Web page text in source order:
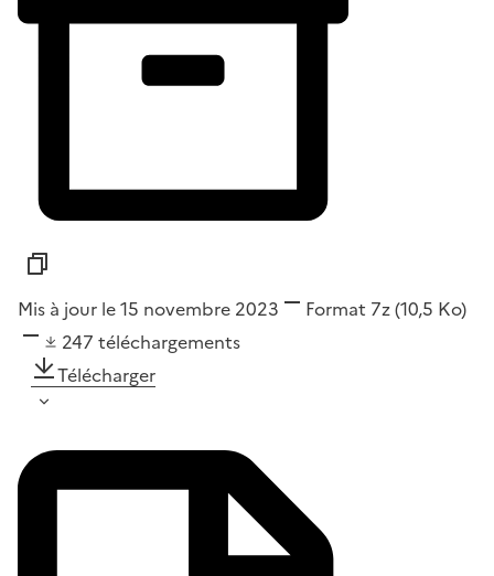
Mis à jour le 15 novembre 2023 Format 7z(10,5 Ko)
247 téléchargements
Télécharger